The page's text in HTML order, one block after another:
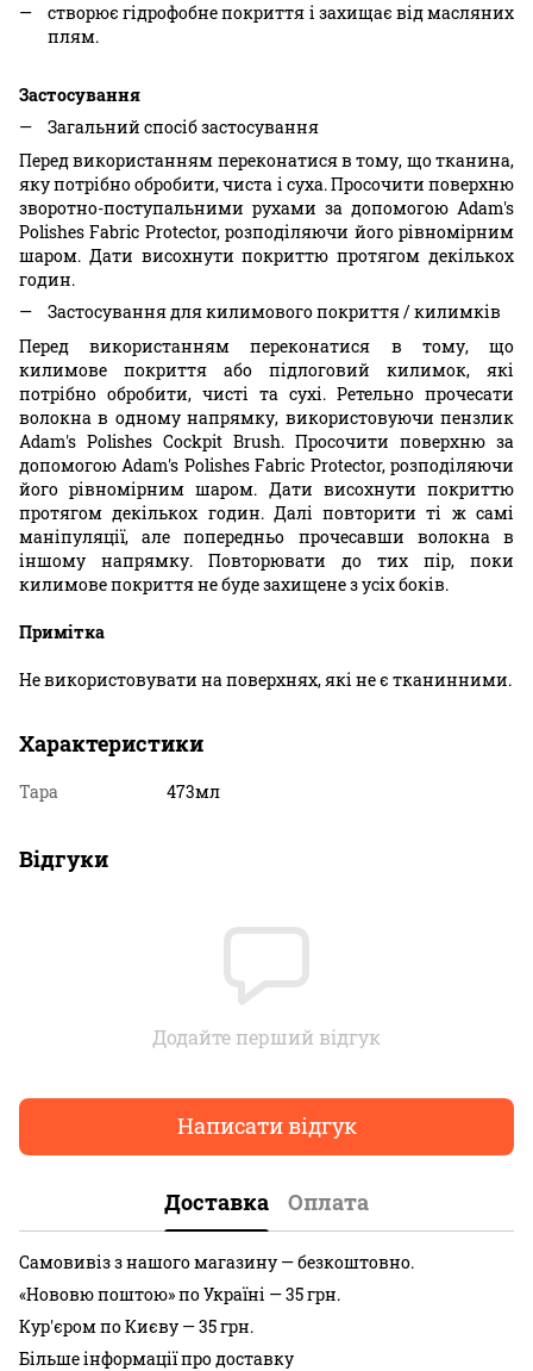
створює гідрофобне покриття і захищає від масляних
плям.
Застосування
Загальний спосіб застосування
Перед використанням переконатися в тому, що тканина,
яку потрібно обробити, чиста і суха. Просочити поверхню
зворотно-поступальними рухами за допомогою Adam's
Polishes Fabric Protector, розподіляючи його рівномірним
шаром. Дати висохнути покриттю протягом декількох
годин.
Застосування для килимового покриття / килимків
Перед використанням переконатися в тому, що
килимове покриття або підлоговий килимок, які
потрібно обробити, чисті та сухі. Ретельно прочесати
волокна в одному напрямку, використовуючи пензлик
Adam's Polishes Cockpit Brush. Просочити поверхню за
допомогою Adam's Polishes Fabric Protector, розподіляючи
його рівномірним шаром. Дати висохнути покриттю
протягом декількох годин. Далі повторити ті ж самі
маніпуляції, але попередньо прочесавши волокна в
іншому напрямку. Повторювати до тих пір, поки
килимове покриття не буде захищене з усіх боків.
Примітка
Не використовувати на поверхнях, які не є тканинними.
Характеристики
Тара 473мл
Відгуки
Додайте перший відгук
Написати відгук
Доставка Оплата
Самовивіз з нашого магазину — безкоштовно.
«Нововю поштою» по Україні — 35 грн.
Кур'єром по Києву — 35 грн.
Більше інформації про доставку